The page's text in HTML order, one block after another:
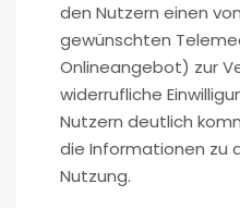
den Nutzern einen
gewünschten
Onlineangebot) zur
widerrufliche
Nutzern deutlich
die Informationen zu
Nutzung.